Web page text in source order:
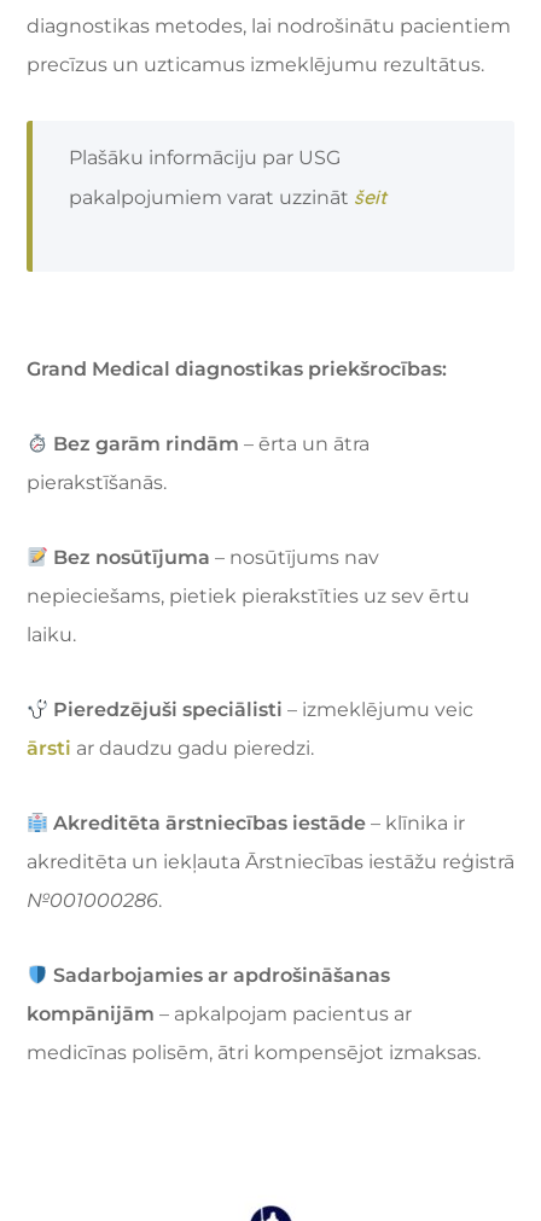
diagnostikas metodes, lai nodrošinātu pacientiem
precīzus un uzticamus izmeklējumu rezultātus.
Plašāku informāciju par USG
pakalpojumiem varat uzzināt šeit
Grand Medical diagnostikas priekšrocības:
Bez garām rindām – ērta un ātra
pierakstīšanās.
Bez nosūtījuma – nosūtījums nav
nepieciešams, pietiek pierakstīties uz sev ērtu
laiku.
Pieredzējuši speciālisti – izmeklējumu veic
ārsti ar daudzu gadu pieredzi.
Akreditēta ārstniecības iestāde – klīnika ir
akreditēta un iekļauta Ārstniecības iestāžu reģistrā
№001000286.
Sadarbojamies ar apdrošināšanas
kompānijām – apkalpojam pacientus ar
medicīnas polisēm, ātri kompensējot izmaksas.